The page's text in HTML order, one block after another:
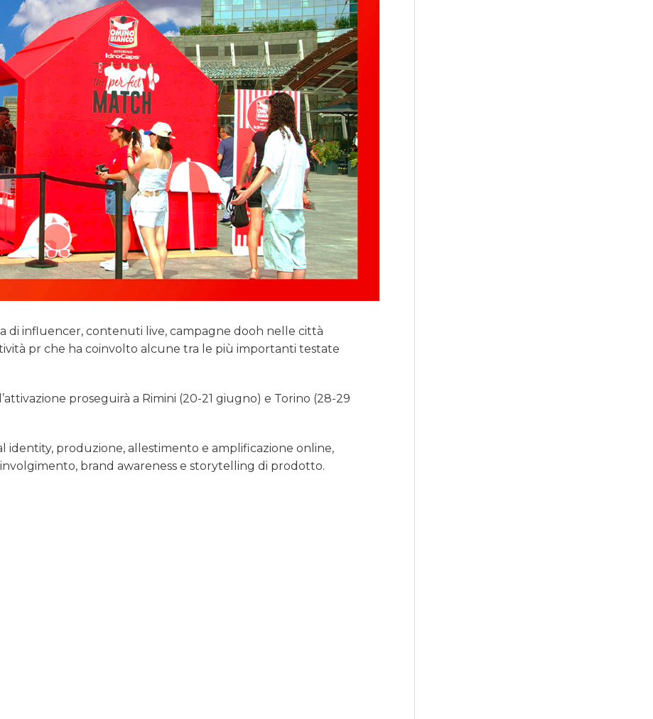
di influencer, contenuti live, campagne dooh nelle città
pr che ha coinvolto alcune tra le più importanti testate
proseguirà a Rimini (20-21 giugno) e Torino (28-29
identity, produzione, allestimento e amplificazione online,
brand awareness e storytelling di prodotto.